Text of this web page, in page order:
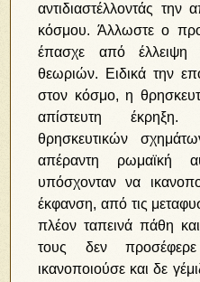
αντιδιαστέλλοντάς
κόσμου. Άλλωστε ο
έπασχε από έλλειψη
θεωριών. Ειδικά την
στον κόσμο, η
απίστευτη έκρηξη.
θρησκευτικών
απέραντη ρωμαϊκή
υπόσχονταν να
έκφανση, από τις
πλέον ταπεινά πάθη
τους δεν
ικανοποιούσε και δε